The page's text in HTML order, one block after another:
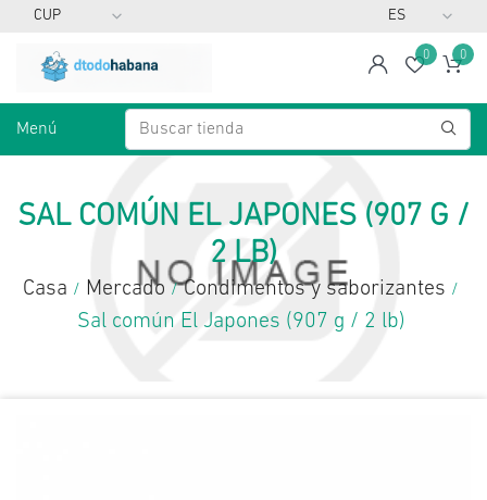
spanLista
0 0
Menú
SAL COMÚN EL JAPONES (907 G /
2 LB)
Casa / Mercado / Condimentos y saborizantes /
Sal común El Japones (907 g / 2 lb)